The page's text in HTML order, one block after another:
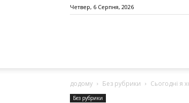
Четвер, 6 Серпня, 2026
додому Без рубрики Сьогодні я
Без рубрики